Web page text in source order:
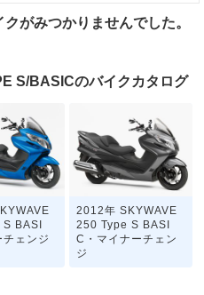
がみつかりませんでした。
S/BASICのバイクカタログ
S BASI
ェンジ
2012年 SKYWAVE
250 Type S BASI
C・マイナーチェン
ジ